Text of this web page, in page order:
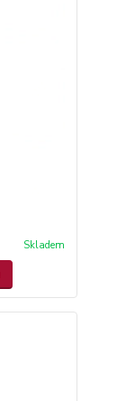
Skladem